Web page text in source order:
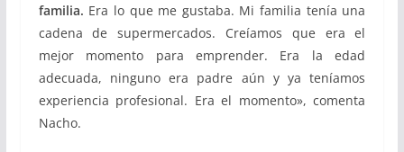
familia. Era lo que me gustaba. Mi familia tenía una
cadena de supermercados. Creíamos que era el
mejor momento para emprender. Era la edad
adecuada, ninguno era padre aún y ya teníamos
experiencia profesional. Era el momento», comenta
Nacho.